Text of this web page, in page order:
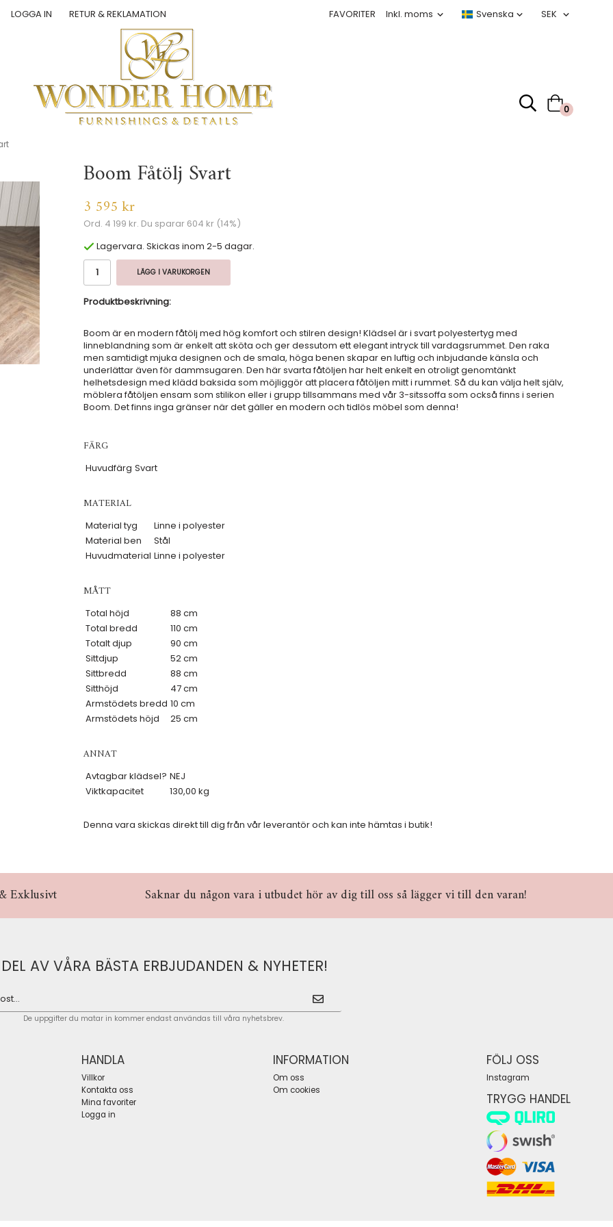
LOGGA IN RETUR & REKLAMATION FAVORITER
0
Boom Fåtölj Svart
3 595 kr
Ord. 4 199 kr. Du sparar 604 kr (14%)
Lagervara. Skickas inom 2-5 dagar.
LÄGG I VARUKORGEN
Produktbeskrivning:
Boom är en modern fåtölj med hög komfort och stilren design! Klädsel är i svart polyestertyg med
linneblandning som är enkelt att sköta och ger dessutom ett elegant intryck till vardagsrummet. Den raka
men samtidigt mjuka designen och de smala, höga benen skapar en luftig och inbjudande känsla och
underlättar även för dammsugaren. Den här svarta fåtöljen har helt enkelt en otroligt genomtänkt
helhetsdesign med klädd baksida som möjliggör att placera fåtöljen mitt i rummet. Så du kan välja helt själv,
möblera fåtöljen ensam som stilikon eller i grupp tillsammans med vår 3-sitssoffa som också finns i serien
Boom. Det finns inga gränser när det gäller en modern och tidlös möbel som denna!
FÄRG
Huvudfärg Svart
MATERIAL
Material tyg
Linne i polyester
Material ben
Stål
Huvudmaterial Linne i polyester
MÅTT
Total höjd
88 cm
Total bredd
110 cm
Totalt djup
90 cm
Sittdjup
52 cm
Sittbredd
88 cm
Sitthöjd
47 cm
Armstödets bredd 10 cm
Armstödets höjd
25 cm
ANNAT
Avtagbar klädsel? NEJ
Viktkapacitet
130,00 kg
Denna vara skickas direkt till dig från vår leverantör och kan inte hämtas i butik!
Exklusivt Saknar du någon vara i utbudet hör av dig till oss så lägger vi till den varan!
AV VÅRA BÄSTA ERBJUDANDEN & NYHETER!
De uppgifter du matar in kommer endast användas till våra nyhetsbrev.
HANDLA
Villkor
Kontakta oss
Mina favoriter
Logga in
INFORMATION
Om oss
Om cookies
FÖLJ OSS
Instagram
TRYGG HANDEL